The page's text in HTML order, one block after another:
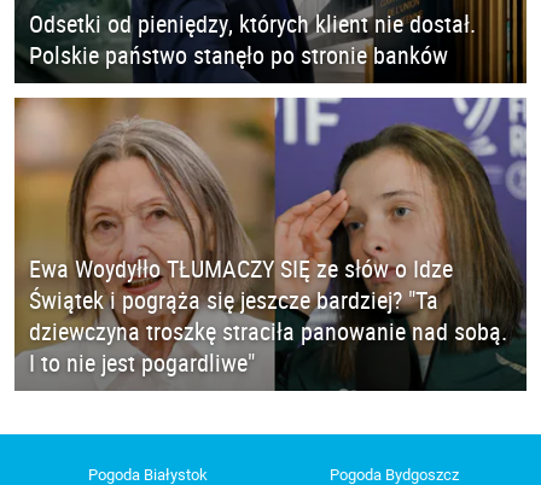
Odsetki od pieniędzy, których klient nie dostał.
Polskie państwo stanęło po stronie banków
Ewa Woydyłło TŁUMACZY SIĘ ze słów o Idze
Świątek i pogrąża się jeszcze bardziej? "Ta
dziewczyna troszkę straciła panowanie nad sobą.
I to nie jest pogardliwe"
Pogoda Białystok Pogoda Bydgoszcz